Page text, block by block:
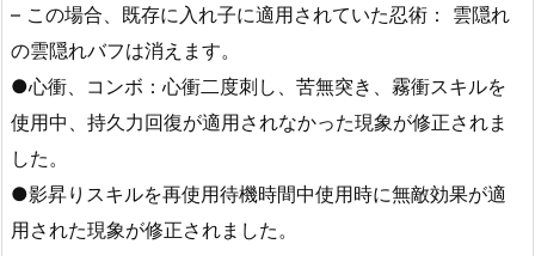
– この場合、既存に入れ子に適用されていた忍術： 雲隠れ
の雲隠れバフは消えます。
●心衝、コンボ：心衝二度刺し、苦無突き、霧衝スキルを
使用中、持久力回復が適用されなかった現象が修正されま
した。
●影昇りスキルを再使用待機時間中使用時に無敵効果が適
用された現象が修正されました。